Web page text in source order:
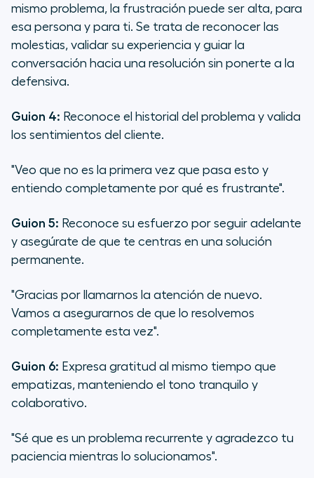
mismo problema, la frustración puede ser alta, para
esa persona y para ti. Se trata de reconocer las
molestias, validar su experiencia y guiar la
conversación hacia una resolución sin ponerte a la
defensiva.
Guion 4: Reconoce el historial del problema y valida
los sentimientos del cliente.
"Veo que no es la primera vez que pasa esto y
entiendo completamente por qué es frustrante".
Guion 5: Reconoce su esfuerzo por seguir adelante
y asegúrate de que te centras en una solución
permanente.
"Gracias por llamarnos la atención de nuevo.
Vamos a asegurarnos de que lo resolvemos
completamente esta vez".
Guion 6: Expresa gratitud al mismo tiempo que
empatizas, manteniendo el tono tranquilo y
colaborativo.
"Sé que es un problema recurrente y agradezco tu
paciencia mientras lo solucionamos".